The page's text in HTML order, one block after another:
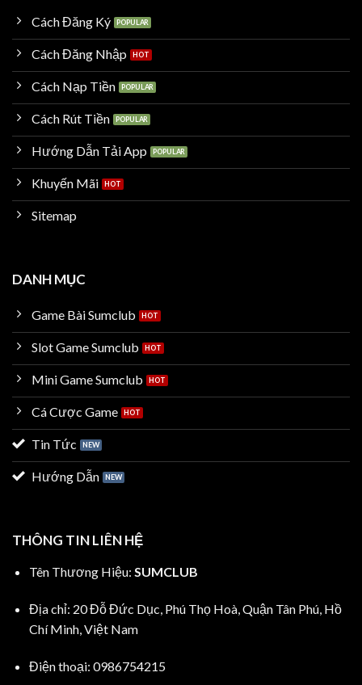
Cách Đăng Ký
Cách Đăng Nhập
Cách Nạp Tiền
Cách Rút Tiền
Hướng Dẫn Tải App
Khuyến Mãi
Sitemap
DANH MỤC
Game Bài Sumclub
Slot Game Sumclub
Mini Game Sumclub
Cá Cược Game
Tin Tức
Hướng Dẫn
THÔNG TIN LIÊN HỆ
Tên Thương Hiệu: SUMCLUB
Địa chỉ: 20 Đỗ Đức Dục, Phú Thọ Hoà, Quận Tân Phú, Hồ
Chí Minh, Việt Nam
Điện thoại: 0986754215